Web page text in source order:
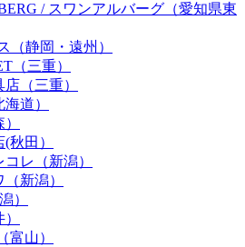
/ スワンアルバーグ（愛知県東
（静岡・遠州）
（三重）
（三重）
道）
秋田）
レ（新潟）
新潟）
）
富山）